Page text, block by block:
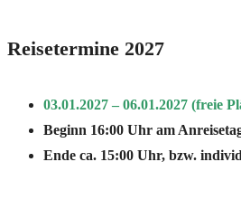
Reisetermine 2027
03.01.2027 – 06.01.2027 (freie
Beginn 16:00 Uhr am
Ende ca. 15:00 Uhr, bzw.